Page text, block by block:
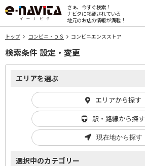
さぁ、今すぐ検索！
ナビタに掲載されている
地元のお店の情報が満載！
トップ コンビニ・ＤＳ コンビニエンスストア
検索条件 設定・変更
エリアを選ぶ
エリアから探す
駅・路線から探す
現在地から探す
選択中のカテゴリー